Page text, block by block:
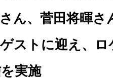
ん、菅田将暉さ
ストに迎え、
実施